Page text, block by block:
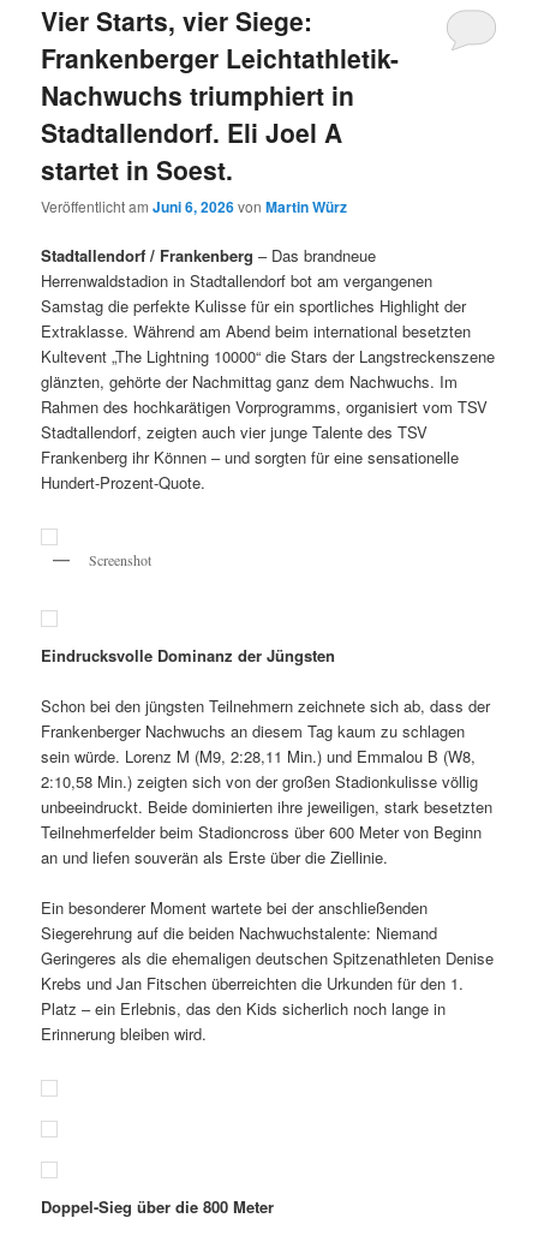
Vier Starts, vier Siege:
Frankenberger Leichtathletik-
Nachwuchs triumphiert in
Stadtallendorf. Eli Joel A
startet in Soest.
Veröffentlicht amJuni 6, 2026vonMartin Würz
Stadtallendorf / Frankenberg – Das brandneue
Herrenwaldstadion in Stadtallendorf bot am vergangenen
Samstag die perfekte Kulisse für ein sportliches Highlight der
Extraklasse. Während am Abend beim international besetzten
Kultevent „The Lightning 10000“ die Stars der Langstreckenszene
glänzten, gehörte der Nachmittag ganz dem Nachwuchs. Im
Rahmen des hochkarätigen Vorprogramms, organisiert vom TSV
Stadtallendorf, zeigten auch vier junge Talente des TSV
Frankenberg ihr Können – und sorgten für eine sensationelle
Hundert-Prozent-Quote.
Screenshot
Eindrucksvolle Dominanz der Jüngsten
Schon bei den jüngsten Teilnehmern zeichnete sich ab, dass der
Frankenberger Nachwuchs an diesem Tag kaum zu schlagen
sein würde. Lorenz M (M9, 2:28,11 Min.) und Emmalou B (W8,
2:10,58 Min.) zeigten sich von der großen Stadionkulisse völlig
unbeeindruckt. Beide dominierten ihre jeweiligen, stark besetzten
Teilnehmerfelder beim Stadioncross über 600 Meter von Beginn
an und liefen souverän als Erste über die Ziellinie.
Ein besonderer Moment wartete bei der anschließenden
Siegerehrung auf die beiden Nachwuchstalente: Niemand
Geringeres als die ehemaligen deutschen Spitzenathleten Denise
Krebs und Jan Fitschen überreichten die Urkunden für den 1.
Platz – ein Erlebnis, das den Kids sicherlich noch lange in
Erinnerung bleiben wird.
Doppel-Sieg über die 800 Meter